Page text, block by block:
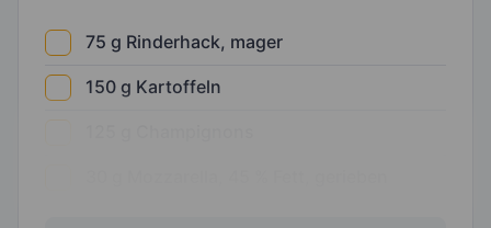
75 g Rinderhack, mager
150 g Kartoffeln